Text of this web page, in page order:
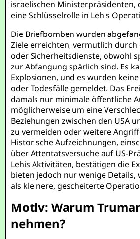
israelischen Ministerpräsidenten,
eine Schlüsselrolle in Lehis
Die Briefbomben wurden
Ziele erreichten, vermutlich durch
oder Sicherheitsdienste, obwohl
zur Abfangung spärlich sind. Es
Explosionen, und es wurden
oder Todesfälle gemeldet. Das
damals nur minimale öffentliche
möglicherweise um eine
Beziehungen zwischen den USA
zu vermeiden oder weitere
Historische Aufzeichnungen,
über Attentatsversuche auf US-
Lehis Aktivitäten, bestätigen die
bieten jedoch nur wenige Details,
als kleinere, gescheiterte
Motiv: Warum
nehmen?